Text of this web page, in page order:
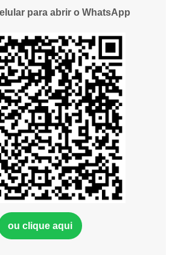
para abrir o WhatsApp
ou clique aqui